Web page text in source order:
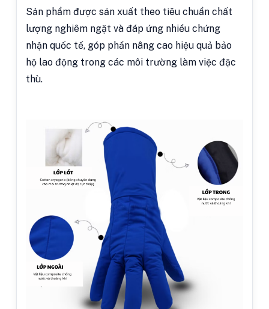
Sản phẩm được sản xuất theo tiêu chuẩn chất
lượng nghiêm ngặt và đáp ứng nhiều chứng
nhận quốc tế, góp phần nâng cao hiệu quả bảo
hộ lao động trong các môi trường làm việc đặc
thù.